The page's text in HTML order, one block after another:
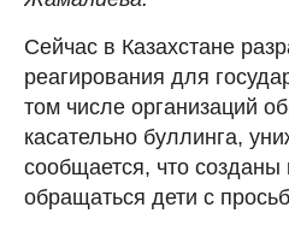
Сейчас в Казахстане
реагирования для
том числе организаций
касательно буллинга,
сообщается, что созданы
обращаться дети с